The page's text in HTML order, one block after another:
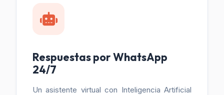
Respuestas por WhatsApp
24/7
Un asistente virtual con Inteligencia Artificial